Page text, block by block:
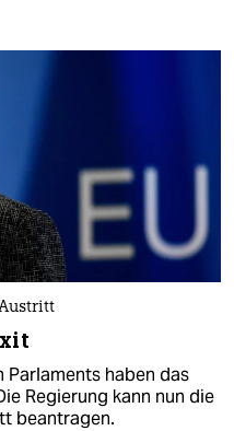
Parlaments haben das
Regierung kann nun die
beantragen.